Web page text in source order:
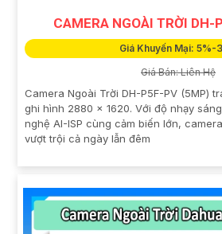
CAMERA NGOÀI TRỜI
Giá Khuyến Mại: 5%-
Giá Bán: Liên Hệ
Camera Ngoài Trời DH-P5F-PV (5MP)
ghi hình 2880 × 1620. Với độ nhạy
nghệ AI-ISP cùng cảm biến lớn,
vượt trội cả ngày lẫn đêm